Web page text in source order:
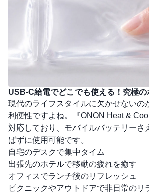
USB-C給電でどこでも使える！究極の
現代のライフスタイルに欠かせないの
利便性ですよね。『ONON Heat &
対応しており、モバイルバッテリーさ
ばずに使用可能です。
自宅のデスクで集中タイム
出張先のホテルで移動の疲れを癒す
オフィスでランチ後のリフレッシュ
ピクニックやアウトドアで非日常のリ